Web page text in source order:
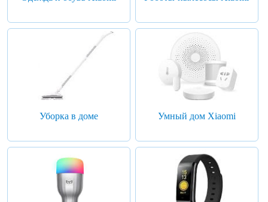
Уборка в доме Умный дом Xiaomi